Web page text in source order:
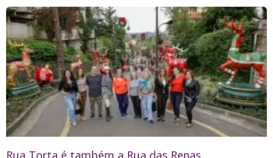
Rua Torta é também a Rua das Renas